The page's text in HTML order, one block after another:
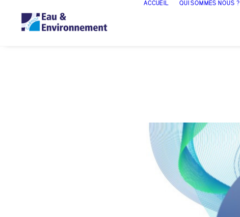
ACCUEIL QUI SOMMES NOUS ?